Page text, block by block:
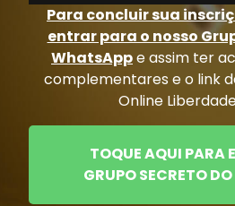
Para concluir sua
entrar para o nosso
WhatsAppe assim ter
complementares e o link
Online
TOQUE AQUI PARA
GRUPO SECRETO